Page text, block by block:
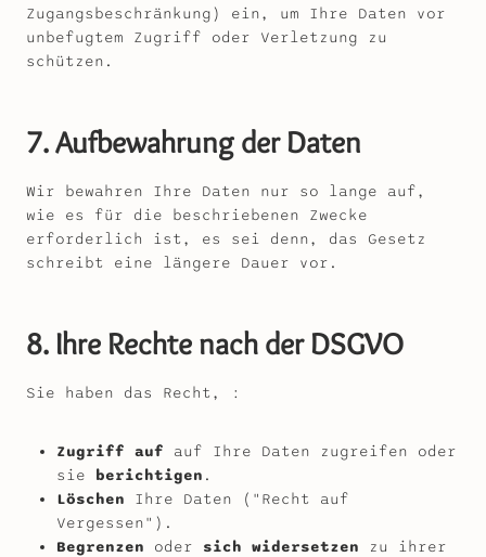
Zugangsbeschränkung) ein, um Ihre Daten vor
unbefugtem Zugriff oder Verletzung zu
schützen.
7. Aufbewahrung der Daten
Wir bewahren Ihre Daten nur so lange auf,
wie es für die beschriebenen Zwecke
erforderlich ist, es sei denn, das Gesetz
schreibt eine längere Dauer vor.
8. Ihre Rechte nach der DSGVO
Sie haben das Recht, :
Zugriff auf auf Ihre Daten zugreifen oder
sie berichtigen .
Löschen Ihre Daten ("Recht auf
Vergessen").
Begrenzen oder sich widersetzen zu ihrer